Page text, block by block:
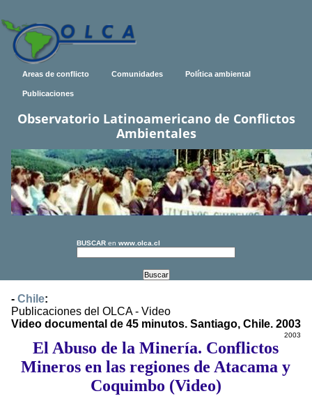
Areas de conflicto Comunidades Política ambiental
Publicaciones
Observatorio Latinoamericano de Conflictos
Ambientales
BUSCAR en www.olca.cl
- Chile:
Publicaciones del OLCA - Video
Video documental de 45 minutos. Santiago, Chile. 2003
2003
El Abuso de la Minería. Conflictos
Mineros en las regiones de Atacama y
Coquimbo (Video)